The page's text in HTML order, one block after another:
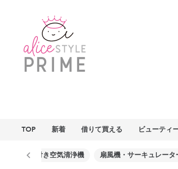
TOP 新着 借りて買える ビューティ
ファン付き空気清浄機 扇風機・サーキュレータ